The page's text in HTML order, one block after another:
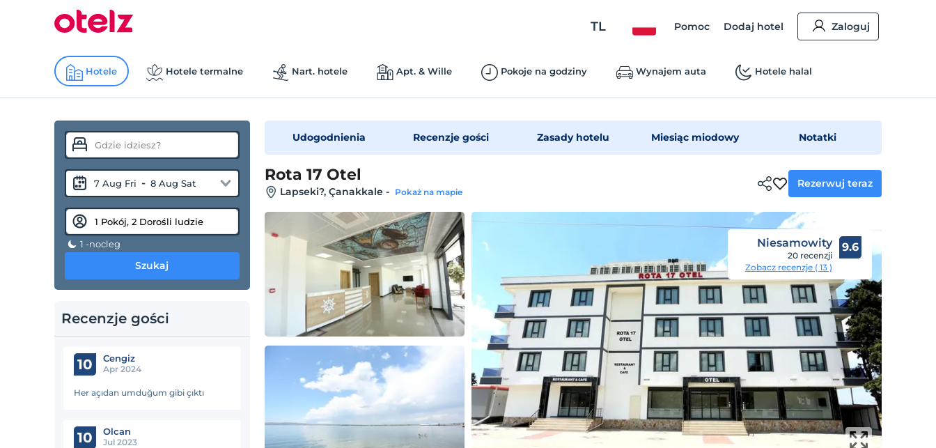
TL Pomoc Dodaj hotel Zaloguj
Hotele Hotele termalne Nart. hotele Apt. & Wille Pokoje na godziny Wynajem auta Hotele halal
7 Aug Fri - 8 Aug Sat
1 -nocleg
Szukaj
Recenzje gości
10 Cengiz
Apr 2024
Her açıdan umduğum gibi çıktı
10 Olcan
Jul 2023
Udogodnienia Recenzje gości Zasady hotelu Miesiąc miodowy Notatki
Rota 17 Otel
Lapseki?, Çanakkale- Pokaż na mapie
Rezerwuj teraz
Niesamowity
20 recenzji
Zobacz recenzje ( 13 )
9.6